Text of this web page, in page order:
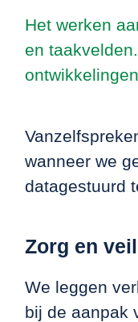
Het werken
en
wanneer we
datagestuurd
Zorg en
We leggen
bij de aanpak